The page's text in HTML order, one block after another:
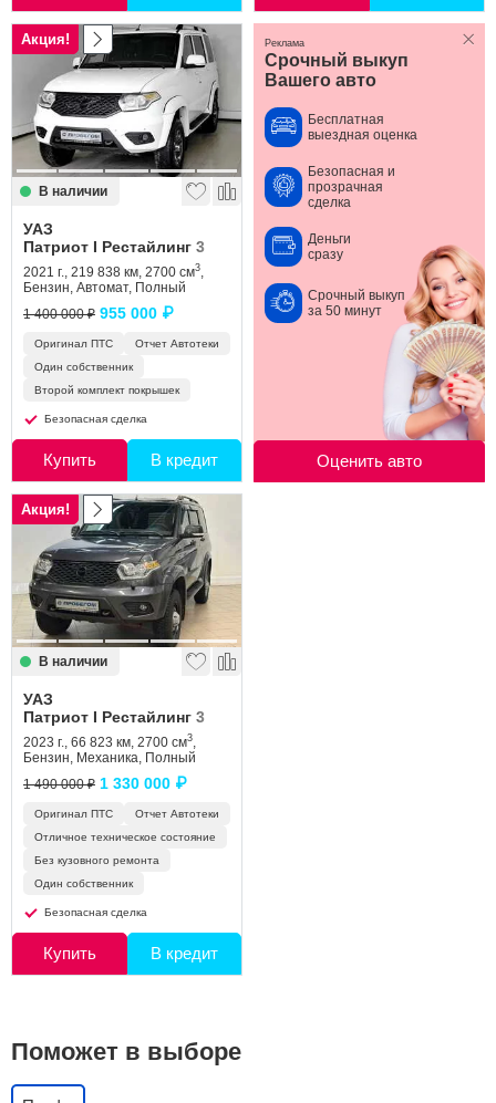
Акция!
В наличии
УАЗ
Патриот I Рестайлинг 3
2021 г., 219 838 км, 2700 см3,
Бензин, Автомат, Полный
1 400 000 ₽ 955 000 ₽
Оригинал ПТС
Отчет Автотеки
Один собственник
Второй комплект покрышек
Безопасная сделка
Купить В кредит
Срочный выкуп
Вашего авто
Бесплатная
выездная оценка
Безопасная и
прозрачная
сделка
Деньги
сразу
Срочный выкуп
за 50 минут
Оценить авто
Реклама
Акция!
В наличии
УАЗ
Патриот I Рестайлинг 3
2023 г., 66 823 км, 2700 см3,
Бензин, Механика, Полный
1 490 000 ₽ 1 330 000 ₽
Оригинал ПТС
Отчет Автотеки
Отличное техническое состояние
Без кузовного ремонта
Один собственник
Безопасная сделка
Купить В кредит
Поможет в выборе